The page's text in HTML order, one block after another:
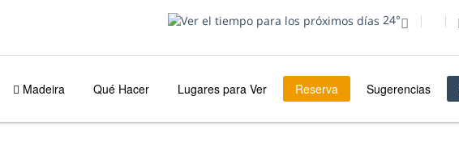
24°
Madeira Qué Hacer Lugares para Ver Reserva Sugerencias